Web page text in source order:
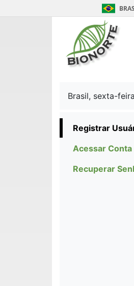
Brasil, sexta-
Registrar
Acessar Conta
Recuperar